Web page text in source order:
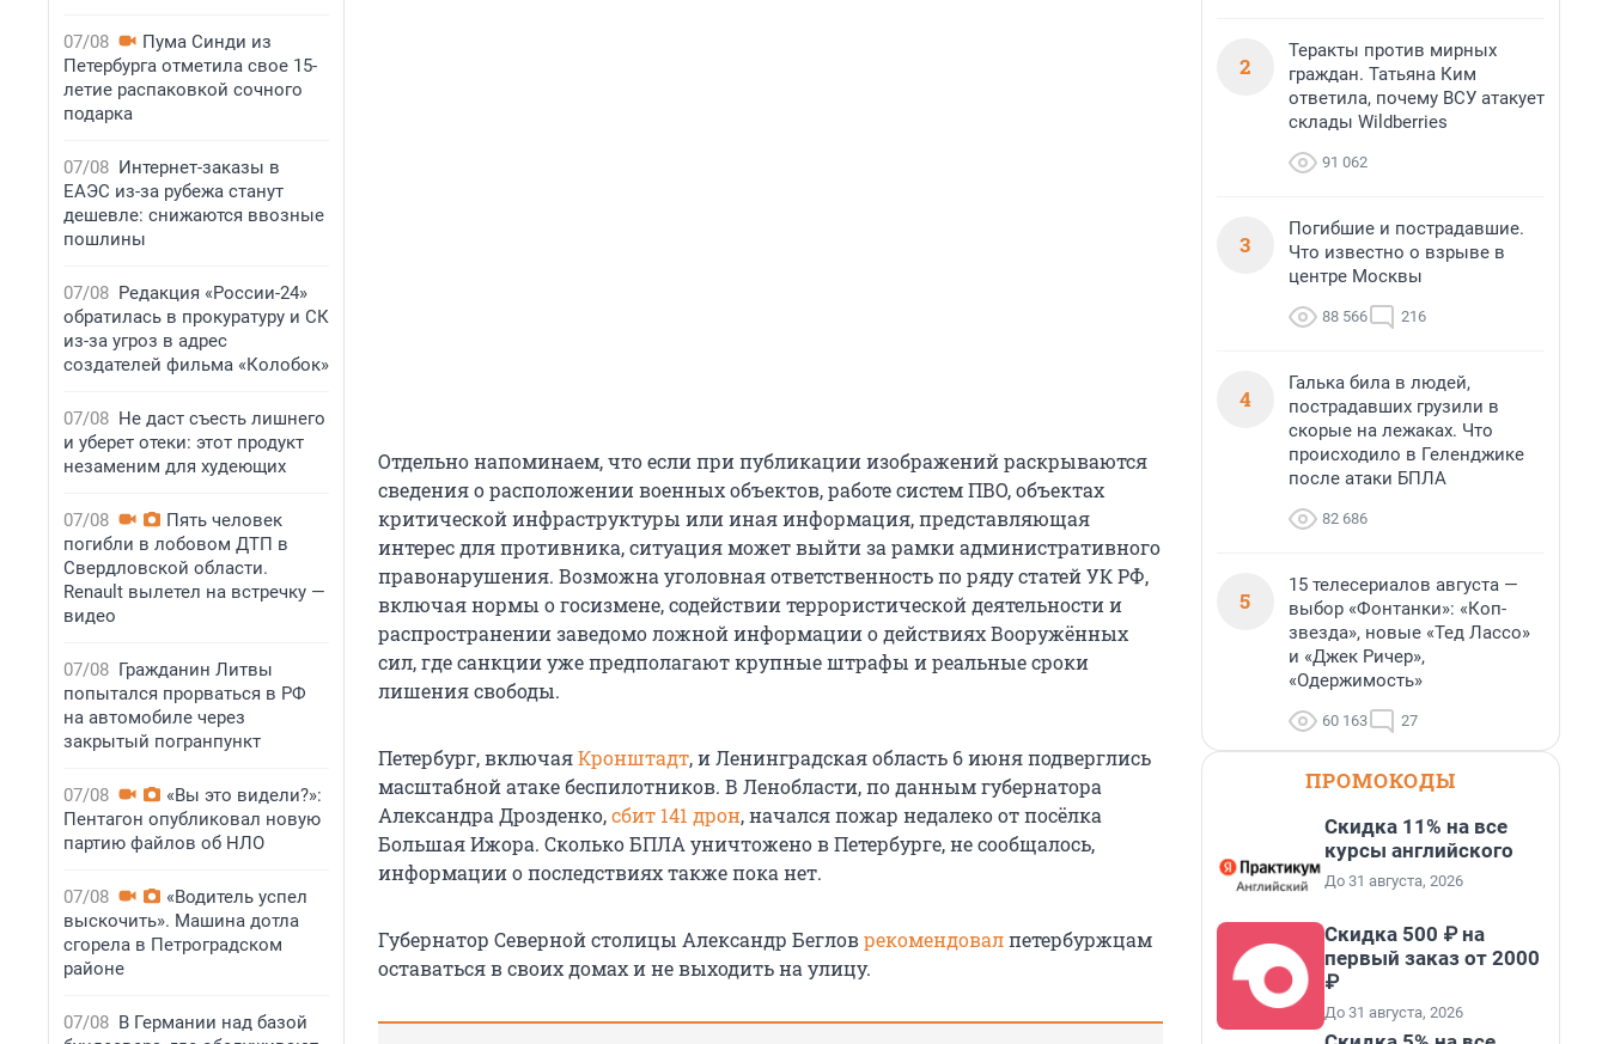
07/08
Пума Синди из
Петербурга отметила свое 15-
летие распаковкой сочного
подарка
07/08 Интернет-заказы в
ЕАЭС из-за рубежа станут
дешевле: снижаются ввозные
пошлины
07/08 Редакция «России-24»
обратилась в прокуратуру и СК
из-за угроз в адрес
создателей фильма «Колобок»
07/08 Не даст съесть лишнего
и уберет отеки: этот продукт
незаменим для худеющих
07/08
Пять человек
погибли в лобовом ДТП в
Свердловской области.
Renault вылетел на встречку —
видео
07/08 Гражданин Литвы
попытался прорваться в РФ
на автомобиле через
закрытый погранпункт
07/08
«Вы это видели?»:
Пентагон опубликовал новую
партию файлов об НЛО
07/08
«Водитель успел
выскочить». Машина дотла
сгорела в Петроградском
районе
07/08 В Германии над базой
Отдельно напоминаем, что если при публикации изображений раскрываются
сведения о расположении военных объектов, работе систем ПВО, объектах
критической инфраструктуры или иная информация, представляющая
интерес для противника, ситуация может выйти за рамки административного
правонарушения. Возможна уголовная ответственность по ряду статей УК РФ,
включая нормы о госизмене, содействии террористической деятельности и
распространении заведомо ложной информации о действиях Вооружённых
сил, где санкции уже предполагают крупные штрафы и реальные сроки
лишения свободы.
Петербург, включаяКронштадт, и Ленинградская область 6 июня подверглись
масштабной атаке беспилотников. В Ленобласти, по данным губернатора
Александра Дрозденко,сбит 141 дрон, начался пожар недалеко от посёлка
Большая Ижора. Сколько БПЛА уничтожено в Петербурге, не сообщалось,
информации о последствиях также пока нет.
Губернатор Северной столицы Александр Бегловрекомендовалпетербуржцам
оставаться в своих домах и не выходить на улицу.
2
Теракты против мирных
граждан. Татьяна Ким
ответила, почему ВСУ атакует
склады Wildberries
91 062
3
Погибшие и пострадавшие.
Что известно о взрыве в
центре Москвы
88 566 216
4
Галька била в людей,
пострадавших грузили в
скорые на лежаках. Что
происходило в Геленджике
после атаки БПЛА
82 686
5
15 телесериалов августа —
выбор «Фонтанки»: «Коп-
звезда», новые «Тед Лассо»
и «Джек Ричер»,
«Одержимость»
60 163 27
ПРОМОКОДЫ
Скидка 11% на все
курсы английского
До 31 августа, 2026
Скидка 500 ₽ на
первый заказ от 2000
₽
До 31 августа, 2026